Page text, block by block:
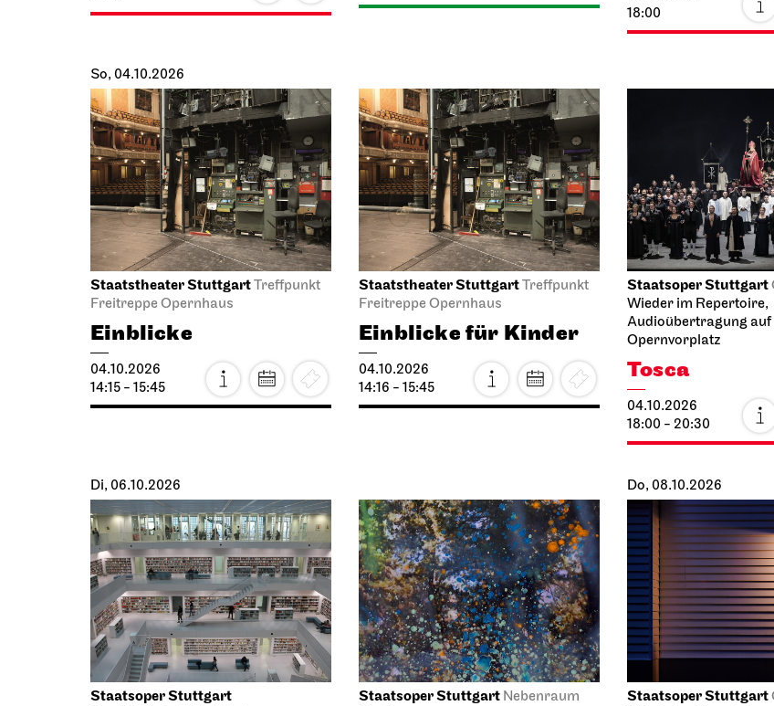
18:00
So, 04.10.2026
Staatstheater StuttgartTreffpunkt
Freitreppe Opernhaus
Einblicke
04.10.2026
14:15 - 15:45
Staatstheater StuttgartTreffpunkt
Freitreppe Opernhaus
Einblicke für Kinder
04.10.2026
14:16 - 15:45
Staatsoper Stuttgart
Wieder im Repertoire,
Audioübertragung auf
Opernvorplatz
Tosca
04.10.2026
18:00 - 20:30
Di, 06.10.2026
Staatsoper Stuttgart Staatsoper Stuttgart Nebenraum
Do, 08.10.2026
Staatsoper Stuttgart